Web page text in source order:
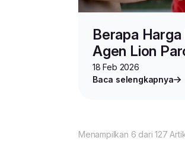
Berapa
Agen Lion
Sini
18 Feb 2026
Baca selengkapnya
Menampilkan 6 dari 127